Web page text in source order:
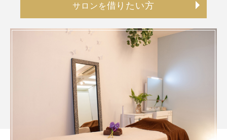
サロンを借りたい方